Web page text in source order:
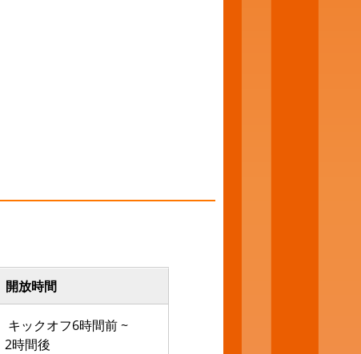
開放時間
キックオフ6時間前 ~
2時間後